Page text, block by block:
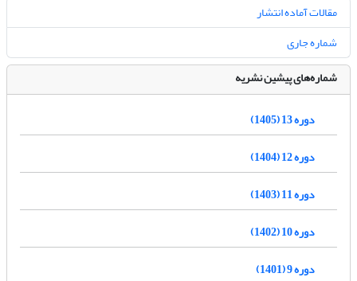
مقالات آماده انتشار
شماره جاری
شماره‌های پیشین نشریه
دوره 13 (1405)
دوره 12 (1404)
دوره 11 (1403)
دوره 10 (1402)
دوره 9 (1401)